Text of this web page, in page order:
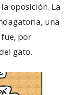
oposición. La
una
por
gato.